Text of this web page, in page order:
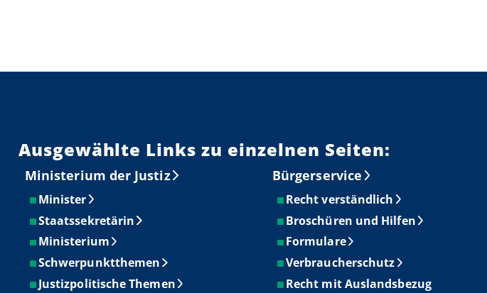
Ausgewählte Links zu einzelnen Seiten:
Ministerium der Justiz
Minister
Staatssekretärin
Ministerium
Schwerpunktthemen
Justizpolitische Themen
Bürgerservice
Recht verständlich
Broschüren und Hilfen
Formulare
Verbraucherschutz
Recht mit Auslandsbezug